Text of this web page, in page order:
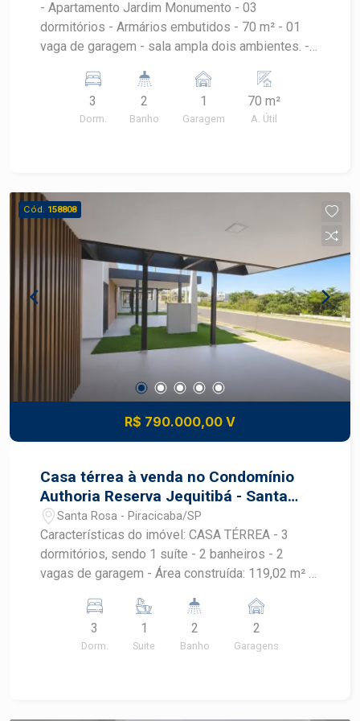
- Apartamento Jardim Monumento - 03
dormitórios - Armários embutidos - 70 m² - 01
vaga de garagem - sala ampla dois ambientes. -
sexta das 8h às 11h
3
Dorm.
2
Banho
1
Garagem
70 m²
A. Útil
Cód. 158808
R$ 790.000,00 V
Casa térrea à venda no Condomínio
Authoria Reserva Jequitibá - Santa
Rosa | Piracicaba/SP
Santa Rosa - Piracicaba/SP
Características do imóvel: CASA TÉRREA - 3
dormitórios, sendo 1 suíte - 2 banheiros - 2
vagas de garagem - Área construída: 119,02 m² -
e fundo, 20 m nas laterais esquerda e direita. KIT
FACHADA: - PORTA DE ENTRADA PIVOTANTE DE
ALUMÍNIO NAS MEDIDAS 1,10x2,10m COR
3
Dorm.
1
Suite
2
Banho
2
Garagens